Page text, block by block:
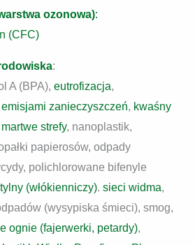
ozonowa):
(CFC)
:
A (BPA), eutrofizacja,
zanieczyszczeń, kwaśny
martwe strefy, nanoplastik,
papierosów, odpady
polichlorowane bifenyle
(włókienniczy). sieci widma,
(wysypiska śmieci), smog,
ognie (fajerwerki, petardy),